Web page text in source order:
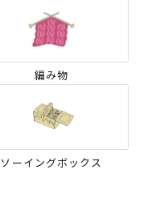
編み物
ソーイングボックス